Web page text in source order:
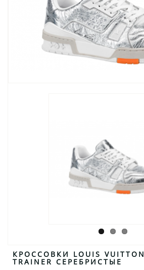
КРОССОВКИ LOUIS VUITTON
TRAINER СЕРЕБРИСТЫЕ